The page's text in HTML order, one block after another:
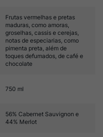
Frutas vermelhas e pretas
maduras, como amoras,
groselhas, cassis e cerejas,
notas de especiarias, como
pimenta preta, além de
toques defumados, de café e
chocolate
750 ml
56% Cabernet Sauvignon e
44% Merlot